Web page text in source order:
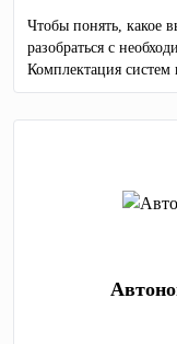
Чтобы понять, какое
разобраться с
Комплектация систем
несколько